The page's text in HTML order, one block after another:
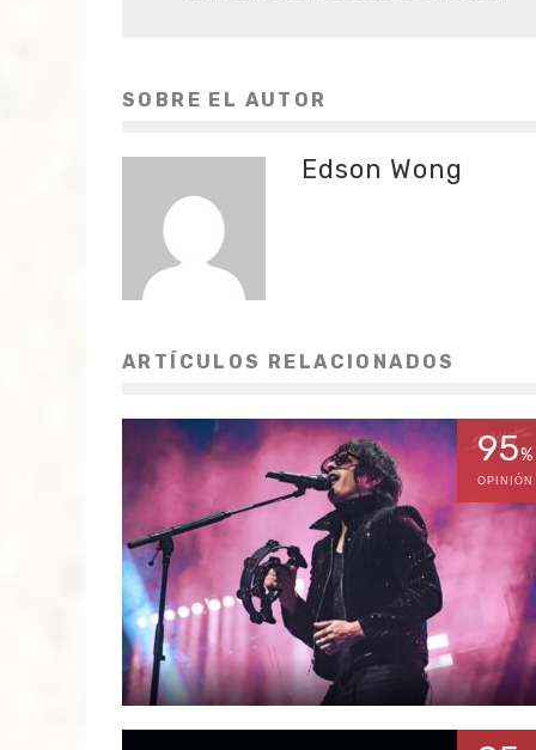
SOBRE EL AUTOR
Edson Wong
ARTÍCULOS RELACIONADOS
95%
OPINIÓN